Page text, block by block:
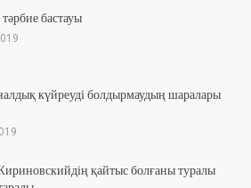
бастауы
күйреуді болдырмаудың шаралары
қайтыс болғаны туралы